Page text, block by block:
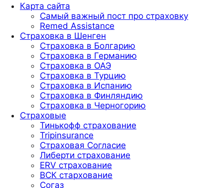
Карта сайта
Самый важный пост про страховку
Remed Assistance
Страховка в Шенген
Страховка в Болгарию
Страховка в Германию
Страховка в ОАЭ
Страховка в Турцию
Страховка в Испанию
Страховка в Финляндию
Страховка в Черногорию
Страховые
Тинькофф страхование
Tripinsurance
Страховая Согласие
Либерти страхование
ERV страхование
ВСК стархование
Согаз